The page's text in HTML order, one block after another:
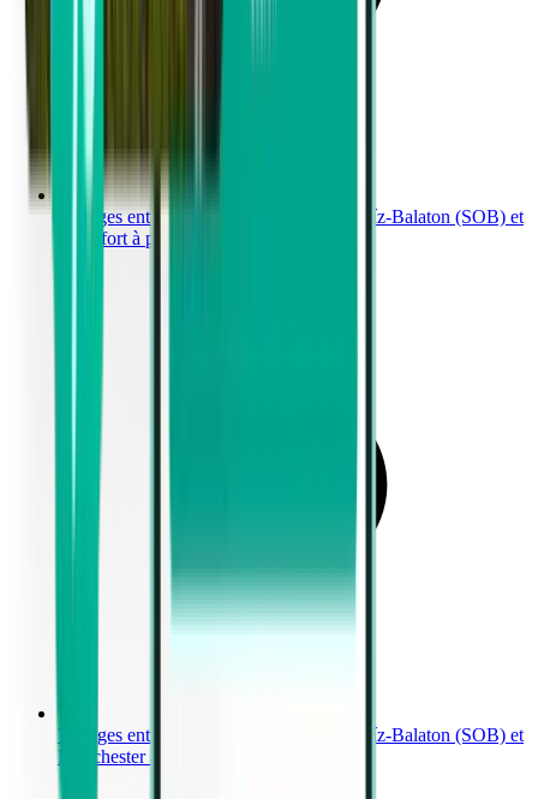
Voyages entre Aéroport international Hévíz-Balaton (SOB) et
Francfort à partir de 484 €
Voyages entre Aéroport international Hévíz-Balaton (SOB) et
Manchester à partir de 499 €